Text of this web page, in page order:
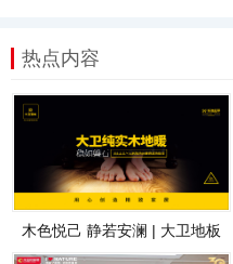
热点内容
木色悦己 静若安澜 | 大卫地板
纯实木地